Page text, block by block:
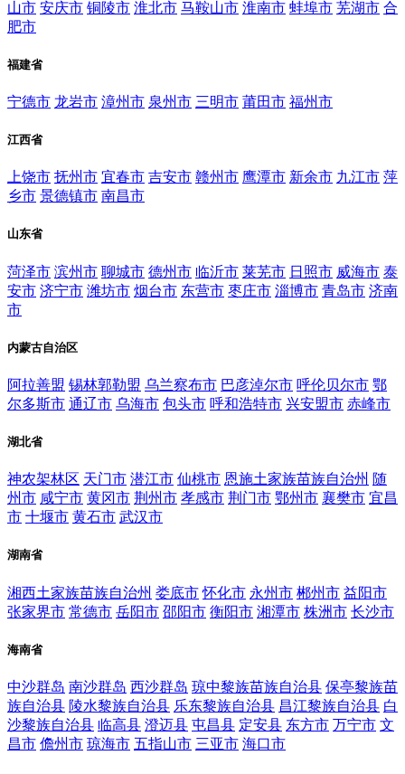
山市 安庆市 铜陵市 淮北市 马鞍山市 淮南市 蚌埠市 芜湖市 合
肥市
福建省
宁德市 龙岩市 漳州市 泉州市 三明市 莆田市 福州市
江西省
上饶市 抚州市 宜春市 吉安市 赣州市 鹰潭市 新余市 九江市 萍
乡市 景德镇市 南昌市
山东省
菏泽市 滨州市 聊城市 德州市 临沂市 莱芜市 日照市 威海市 泰
安市 济宁市 潍坊市 烟台市 东营市 枣庄市 淄博市 青岛市 济南
市
内蒙古自治区
阿拉善盟 锡林郭勒盟 乌兰察布市 巴彦淖尔市 呼伦贝尔市 鄂
尔多斯市 通辽市 乌海市 包头市 呼和浩特市 兴安盟市 赤峰市
湖北省
神农架林区 天门市 潜江市 仙桃市 恩施土家族苗族自治州 随
州市 咸宁市 黄冈市 荆州市 孝感市 荆门市 鄂州市 襄樊市 宜昌
市 十堰市 黄石市 武汉市
湖南省
湘西土家族苗族自治州 娄底市 怀化市 永州市 郴州市 益阳市
张家界市 常德市 岳阳市 邵阳市 衡阳市 湘潭市 株洲市 长沙市
海南省
中沙群岛 南沙群岛 西沙群岛 琼中黎族苗族自治县 保亭黎族苗
族自治县 陵水黎族自治县 乐东黎族自治县 昌江黎族自治县 白
沙黎族自治县 临高县 澄迈县 屯昌县 定安县 东方市 万宁市 文
昌市 儋州市 琼海市 五指山市 三亚市 海口市